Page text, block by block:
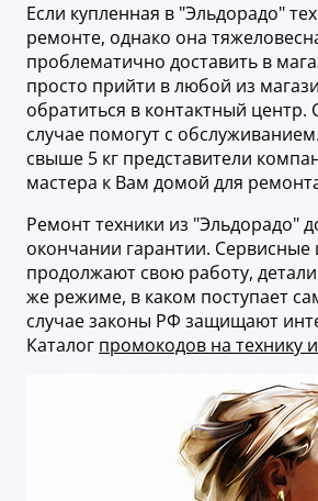
Если купленная в "Эльдорадо"
ремонте, однако она
проблематично доставить в
просто прийти в любой из
обратиться в контактный
случае помогут с
свыше 5 кг представители
мастера к Вам домой для
Ремонт техники из "Эльдорадо"
окончании гарантии.
продолжают свою работу,
же режиме, в каком поступает
случае законы РФ защищают
Каталог промокодов на технику